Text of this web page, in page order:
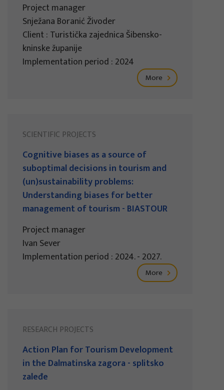
Project manager
Snježana Boranić Živoder
Client : Turistička zajednica Šibensko-
kninske županije
Implementation period : 2024
More
SCIENTIFIC PROJECTS
Cognitive biases as a source of
suboptimal decisions in tourism and
(un)sustainability problems:
Understanding biases for better
management of tourism - BIASTOUR
Project manager
Ivan Sever
Implementation period : 2024. - 2027.
More
RESEARCH PROJECTS
Action Plan for Tourism Development
in the Dalmatinska zagora - splitsko
zaleđe